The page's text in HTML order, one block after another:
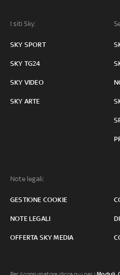
I siti Sky:
SKY SPORT
SKY TG24
SKY VIDEO
SKY ARTE
Note legali:
GESTIONE COOKIE
NOTE LEGALI
OFFERTA SKY MEDIA